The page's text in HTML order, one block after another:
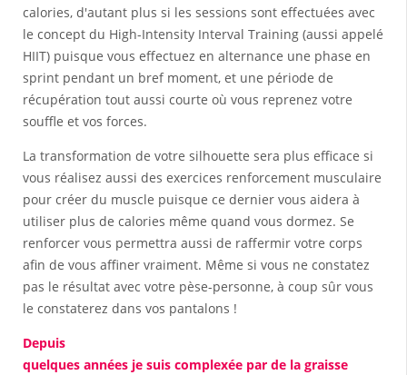
calories, d'autant plus si les sessions sont effectuées avec
le concept du High-Intensity Interval Training (aussi appelé
HIIT) puisque vous effectuez en alternance une phase en
sprint pendant un bref moment, et une période de
récupération tout aussi courte où vous reprenez votre
souffle et vos forces.
La transformation de votre silhouette sera plus efficace si
vous réalisez aussi des exercices renforcement musculaire
pour créer du muscle puisque ce dernier vous aidera à
utiliser plus de calories même quand vous dormez. Se
renforcer vous permettra aussi de raffermir votre corps
afin de vous affiner vraiment. Même si vous ne constatez
pas le résultat avec votre pèse-personne, à coup sûr vous
le constaterez dans vos pantalons !
Depuis
quelques années je suis complexée par de la graisse